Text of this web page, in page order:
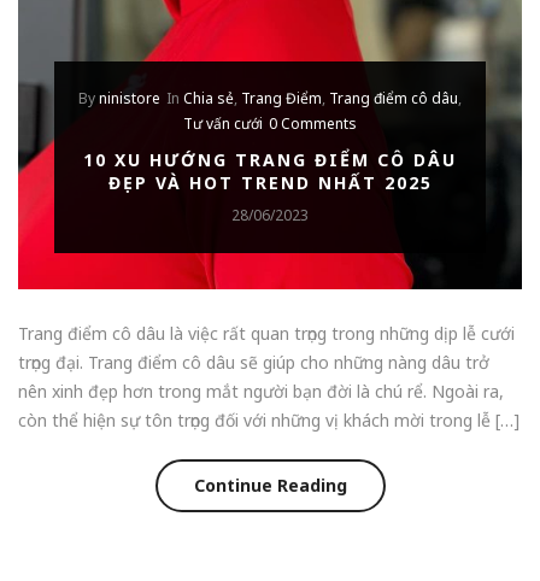
Byninistore In Chia sẻ, Trang Điểm, Trang điểm cô dâu,
Tư vấn cưới 0 Comments
10 XU HƯỚNG TRANG ĐIỂM CÔ DÂU
ĐẸP VÀ HOT TREND NHẤT 2025
28/06/2023
Trang điểm cô dâu là việc rất quan trọng trong những dịp lễ cưới
trọng đại. Trang điểm cô dâu sẽ giúp cho những nàng dâu trở
nên xinh đẹp hơn trong mắt người bạn đời là chú rể. Ngoài ra,
còn thể hiện sự tôn trọng đối với những vị khách mời trong lễ […]
Continue Reading